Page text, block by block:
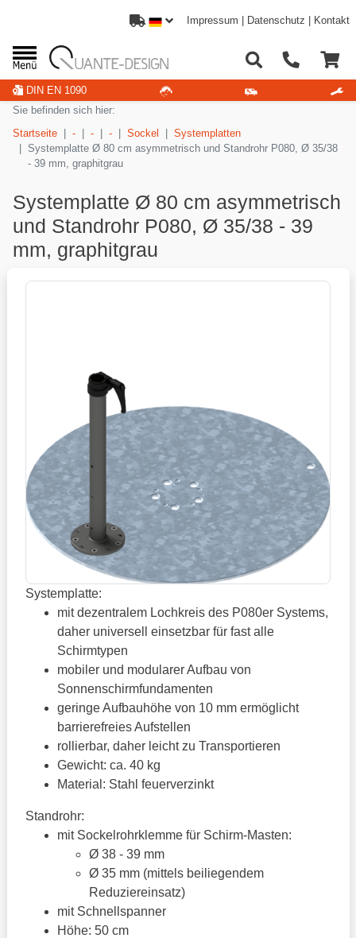
Impressum Datenschutz Kontakt
DIN EN 1090
Sie befinden sich hier:
Startseite
- - - Sockel
Systemplatten
Systemplatte Ø 80 cm asymmetrisch und Standrohr P080, Ø 35/38
- 39 mm, graphitgrau
Systemplatte Ø 80 cm asymmetrisch
und Standrohr P080, Ø 35/38 - 39
mm, graphitgrau
Systemplatte:
mit dezentralem Lochkreis des P080er Systems,
daher universell einsetzbar für fast alle
Schirmtypen
mobiler und modularer Aufbau von
Sonnenschirmfundamenten
geringe Aufbauhöhe von 10 mm ermöglicht
barrierefreies Aufstellen
rollierbar, daher leicht zu Transportieren
Gewicht: ca. 40 kg
Material: Stahl feuerverzinkt
Standrohr:
mit Sockelrohrklemme für Schirm-Masten:
Ø 38 - 39 mm
Ø 35 mm (mittels beiliegendem
Reduziereinsatz)
mit Schnellspanner
Höhe: 50 cm